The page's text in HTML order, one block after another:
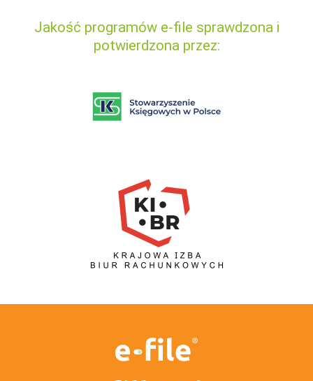
Jakość programów e-file sprawdzona i
potwierdzona przez: